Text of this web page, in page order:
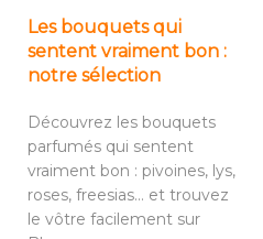
Les bouquets qui
sentent vraiment bon :
notre sélection
Découvrez les bouquets
parfumés qui sentent
vraiment bon : pivoines, lys,
roses, freesias… et trouvez
le vôtre facilement sur